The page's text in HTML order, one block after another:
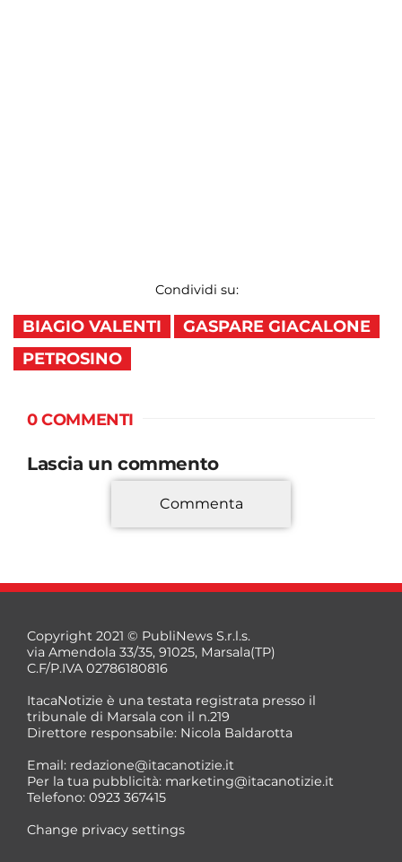
Condividi su:
BIAGIO VALENTI
GASPARE GIACALONE
PETROSINO
0 COMMENTI
Lascia un commento
*
*
Commenta
Copyright 2021 © PubliNews S.r.l.s.
via Amendola 33/35, 91025, Marsala(TP)
C.F/P.IVA 02786180816
ItacaNotizie è una testata registrata presso il
tribunale di Marsala con il n.219
Direttore responsabile: Nicola Baldarotta
Email: redazione@itacanotizie.it
Per la tua pubblicità: marketing@itacanotizie.it
Telefono: 0923 367415
Change privacy settings